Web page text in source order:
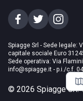
Spiagge Srl - Sede legale:
capitale sociale Euro
Sede operativa: Via
info@spiagge.it - p.i./c.f.
© 2026 Spiagge Srl.